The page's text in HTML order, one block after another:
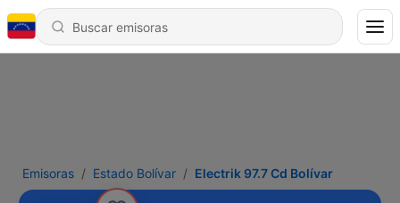
Emisoras Estado Bolívar Electrik 97.7 Cd Bolívar